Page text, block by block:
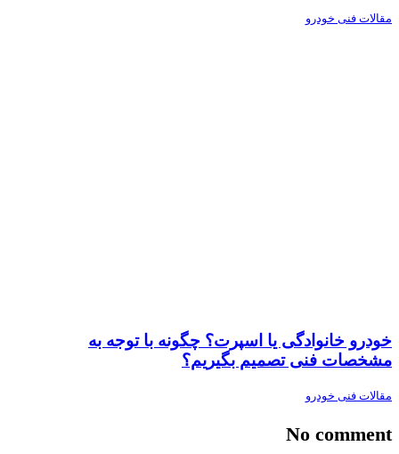
مقالات فنی خودرو
خودرو خانوادگی یا اسپرت؟ چگونه با توجه به
مشخصات فنی تصمیم بگیریم؟
مقالات فنی خودرو
No comment